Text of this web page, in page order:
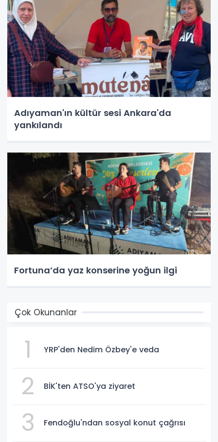
Adıyaman'ın kültür sesi Ankara'da
yankılandı
Fortuna’da yaz konserine yoğun ilgi
Çok Okunanlar
1 YRP'den Nedim Özbey'e veda
2 BİK'ten ATSO'ya ziyaret
3 Fendoğlu'ndan sosyal konut çağrısı